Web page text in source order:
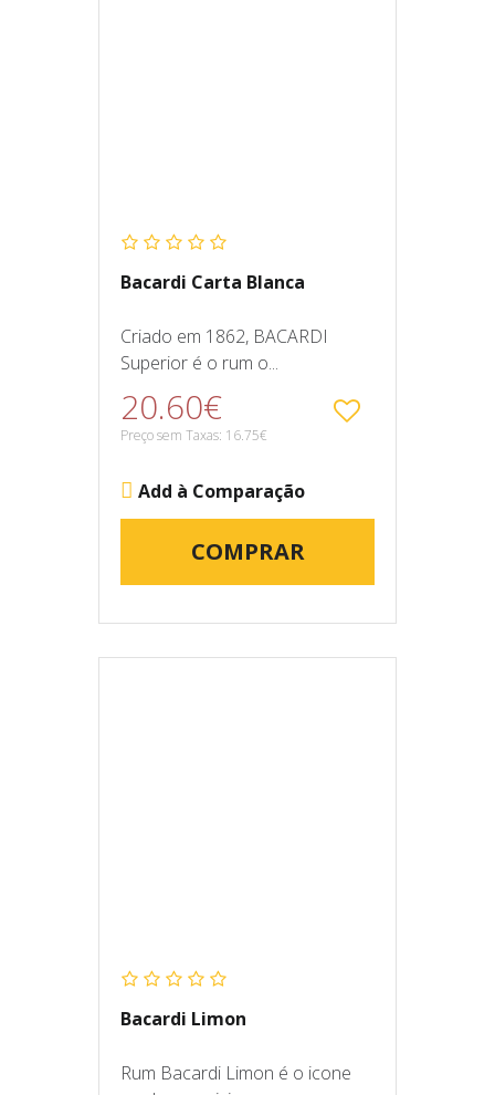
Bacardi Carta Blanca
Criado em 1862, BACARDI
Superior é o rum o...
20.60€
Preço sem Taxas: 16.75€
Add à Comparação
COMPRAR
Bacardi Limon
Rum Bacardi Limon é o icone